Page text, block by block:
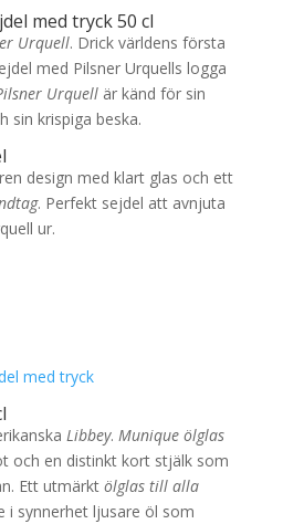
med tryck 50 cl
Urquell. Drick världens första
med Pilsner Urquells logga
Urquellär känd för sin
sin krispiga beska.
design med klart glas och ett
. Perfekt sejdel att avnjuta
ur.
Libbey. Munique ölglas
och en distinkt kort stjälk som
Ett utmärkt ölglas till alla
i synnerhet ljusare öl som